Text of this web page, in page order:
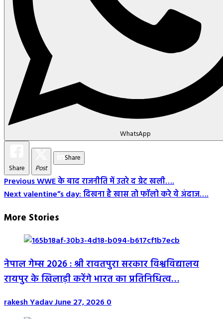
WhatsApp
Share Post
Share
Post
Navigation
PreviousWWE के बाद राजनीति में उतरे द ग्रेट खली….
Nextvalentine”s day: दिखना है खास तो फॉलो करे ये अंदाज….
More Stories
नेपाल गेम्स 2026 : श्री रावतपुरा सरकार विश्वविद्यालय
रायपुर के खिलाड़ी करेंगे भारत का प्रतिनिधित्व…
rakesh YadavJune 27, 20260